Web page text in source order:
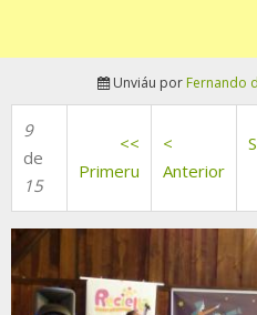
Unviáu por Fernando
9
de
15
<<
Primeru
<
Anterior